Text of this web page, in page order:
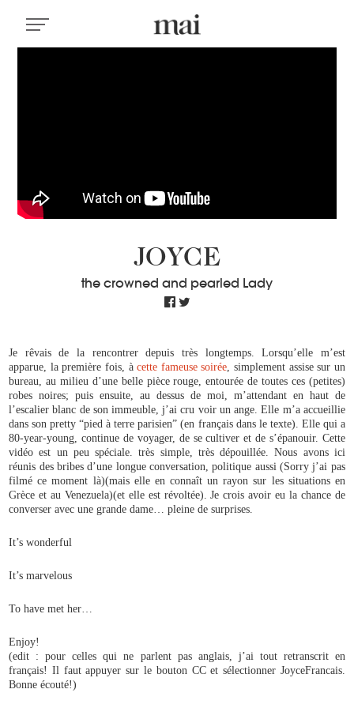
JOYCE
the crowned and pearled Lady
Je rêvais de la rencontrer depuis très longtemps. Lorsqu’elle m’est
apparue, la première fois, àcette fameuse soirée , simplement assise sur un
bureau, au milieu d’une belle pièce rouge, entourée de toutes ces (petites)
robes noires; puis ensuite, au dessus de moi, m’attendant en haut de
l’escalier blanc de son immeuble, j’ai cru voir un ange. Elle m’a accueillie
dans son pretty “pied à terre parisien” (en français dans le texte). Elle qui a
80-year-young, continue de voyager, de se cultiver et de s’épanouir. Cette
vidéo est un peu spéciale. très simple, très dépouillée. Nous avons ici
réunis des bribes d’une longue conversation, politique aussi (Sorry j’ai pas
filmé ce moment là)(mais elle en connaît un rayon sur les situations en
Grèce et au Venezuela)(et elle est révoltée). Je crois avoir eu la chance de
converser avec une grande dame… pleine de surprises.
It’s wonderful
It’s marvelous
To have met her…
Enjoy!
(edit : pour celles qui ne parlent pas anglais, j’ai tout retranscrit en
français! Il faut appuyer sur le bouton CC et sélectionner JoyceFrancais.
Bonne écouté!)